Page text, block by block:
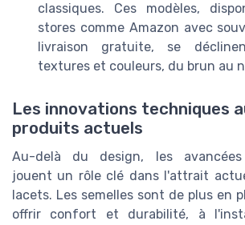
classiques. Ces modèles,
stores comme Amazon avec
livraison gratuite, se
textures et couleurs, du brun au
Les innovations techniques
produits actuels
Au-delà du design, les avancées
jouent un rôle clé dans l'attrait
lacets. Les semelles sont de plus en
offrir confort et durabilité, à